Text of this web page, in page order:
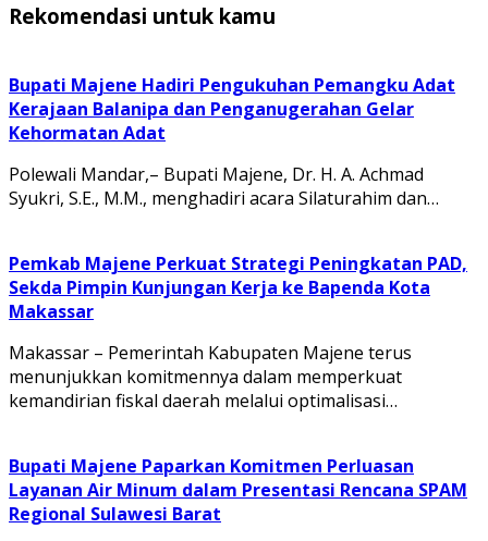
Rekomendasi untuk kamu
Bupati Majene Hadiri Pengukuhan Pemangku Adat
Kerajaan Balanipa dan Penganugerahan Gelar
Kehormatan Adat
Polewali Mandar,– Bupati Majene, Dr. H. A. Achmad
Syukri, S.E., M.M., menghadiri acara Silaturahim dan…
Pemkab Majene Perkuat Strategi Peningkatan PAD,
Sekda Pimpin Kunjungan Kerja ke Bapenda Kota
Makassar
Makassar – Pemerintah Kabupaten Majene terus
menunjukkan komitmennya dalam memperkuat
kemandirian fiskal daerah melalui optimalisasi…
Bupati Majene Paparkan Komitmen Perluasan
Layanan Air Minum dalam Presentasi Rencana SPAM
Regional Sulawesi Barat